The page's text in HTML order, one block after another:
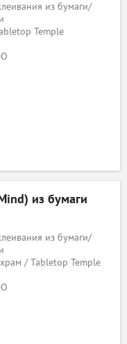
из бумаги/
Temple
из бумаги
из бумаги/
/ Tabletop Temple